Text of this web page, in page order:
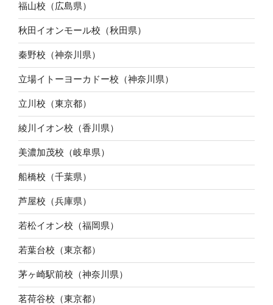
福山校（広島県）
秋田イオンモール校（秋田県）
秦野校（神奈川県）
立場イトーヨーカドー校（神奈川県）
立川校（東京都）
綾川イオン校（香川県）
美濃加茂校（岐阜県）
船橋校（千葉県）
芦屋校（兵庫県）
若松イオン校（福岡県）
若葉台校（東京都）
茅ヶ崎駅前校（神奈川県）
茗荷谷校（東京都）